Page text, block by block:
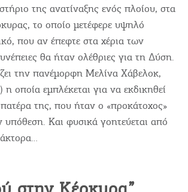
της ανατίναξης ενός πλοίου, στα
το οποίο μετέφερε υψηλό
που αν έπεφτε στα χέρια των
θα ήταν ολέθριες για τη Δύση.
την πανέμορφη Μελίνα Χάβελοκ,
οποία εμπλέκεται για να εκδικηθεί
της, που ήταν ο «προκάτοχος»
Και φυσικά γοητεύεται από